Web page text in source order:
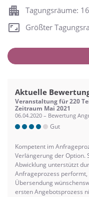
Tagungsräume:
Größter
Aktuelle
Veranstaltung für 220
Zeitraum Mai 2021
06.04.2020 – Bewertung
Gut
Kompetent im
Verlängerung der Option.
Abwicklung unterstützt
Anfrageprozess
Übersendung
ersten Angebotsprozess